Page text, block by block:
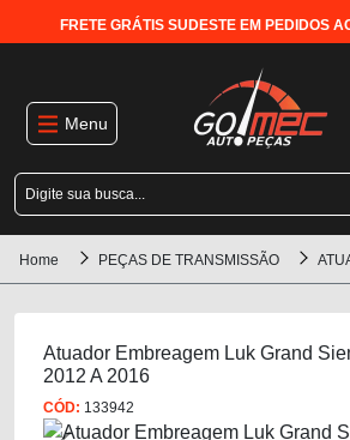
FRETE GRÁTIS SUDESTE EM PEDIDOS
Menu
Home PEÇAS DE TRANSMISSÃO
Atuador Embreagem Luk Grand
2012 A 2016
CÓD: 133942